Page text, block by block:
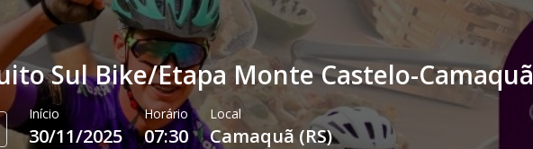
Sul Bike/Etapa Monte Castelo-Camaquã
Início
30/11/2025
Horário
07:30
Local
Camaquã(RS)